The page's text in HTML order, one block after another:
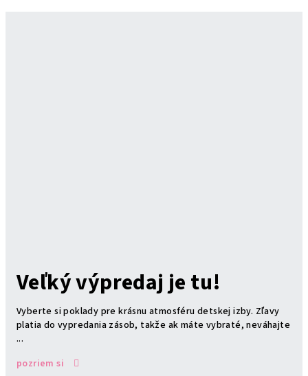
Veľký výpredaj je tu!
Vyberte si poklady pre krásnu atmosféru detskej izby. Zľavy
platia do vypredania zásob, takže ak máte vybraté, neváhajte
...
pozriem si